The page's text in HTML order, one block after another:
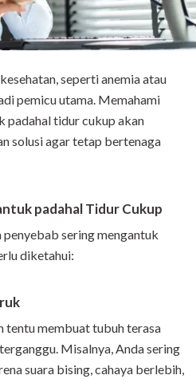
seperti anemia atau
pemicu utama. Memahami
padahal tidur cukup akan
solusi agar tetap bertenaga
padahal Tidur Cukup
sering mengantuk
diketahui:
tentu membuat tubuh terasa
Misalnya, Anda sering
suara bising, cahaya berlebih,